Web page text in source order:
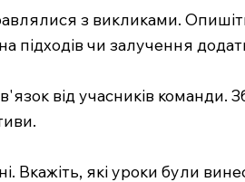
з викликами.
підходів чи залучення
від учасників
Вкажіть, які уроки були